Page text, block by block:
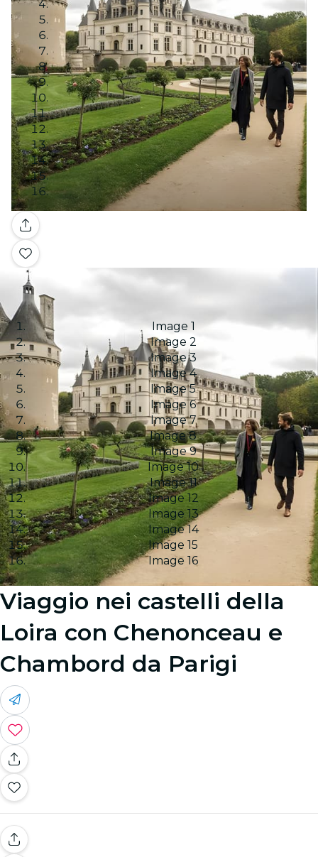
Galleria
Image 1
Image 2
Image 3
Image 4
Image 5
Image 6
Image 7
Image 8
Image 9
Image 10
Image 11
Image 12
Image 13
Image 14
Image 15
Image 16
Viaggio nei castelli della
Loira con Chenonceau e
Chambord da Parigi